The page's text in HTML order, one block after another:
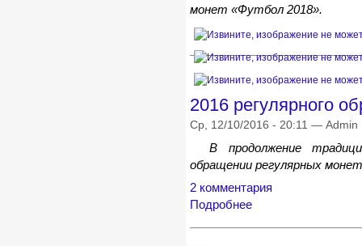
монет «Футбол 2018».
2016 регулярного
Ср, 12/10/2016 - 20:11 — Admin
В продолжение
обращении регулярных
2 комментария
Подробнее